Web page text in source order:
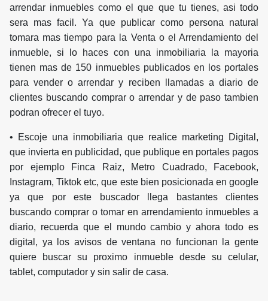
arrendar inmuebles como el que que tu tienes, asi todo
sera mas facil. Ya que publicar como persona natural
tomara mas tiempo para la Venta o el Arrendamiento del
inmueble, si lo haces con una inmobiliaria la mayoria
tienen mas de 150 inmuebles publicados en los portales
para vender o arrendar y reciben llamadas a diario de
clientes buscando comprar o arrendar y de paso tambien
podran ofrecer el tuyo.
• Escoje una inmobiliaria que realice marketing Digital,
que invierta en publicidad, que publique en portales pagos
por ejemplo Finca Raiz, Metro Cuadrado, Facebook,
Instagram, Tiktok etc, que este bien posicionada en google
ya que por este buscador llega bastantes clientes
buscando comprar o tomar en arrendamiento inmuebles a
diario, recuerda que el mundo cambio y ahora todo es
digital, ya los avisos de ventana no funcionan la gente
quiere buscar su proximo inmueble desde su celular,
tablet, computador y sin salir de casa.